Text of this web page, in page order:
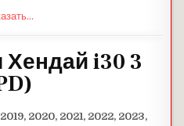
Хендай i30 3
2020, 2021, 2022, 2023,